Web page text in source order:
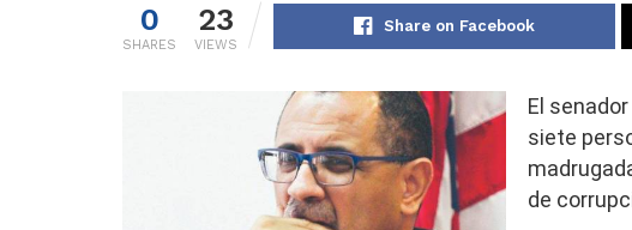
0
SHARES
23
VIEWS
Share on Facebook
El
siete
de